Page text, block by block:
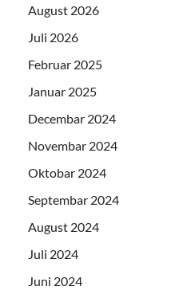
August 2026
Juli 2026
Februar 2025
Januar 2025
Decembar 2024
Novembar 2024
Oktobar 2024
Septembar 2024
August 2024
Juli 2024
Juni 2024